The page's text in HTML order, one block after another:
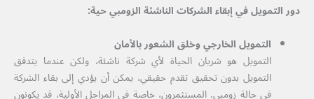
دور التمويل في إبقاء الشركات الناشئة الزومبي حية:
التمويل الخارجي وخلق الشعور بالأمان
التمويل هو شريان الحياة لأي شركة ناشئة، ولكن عندما يتدفق
التمويل بدون تحقيق تقدم حقيقي، يمكن أن يؤدي إلى بقاء الشركة
في حالة زومبي. المستثمرون، خاصة في المراحل الأولية، قد يكونون